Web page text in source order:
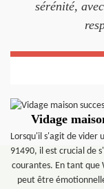
sérénité,
Vidage
Lorsqu'il s'agit de vider
91490, il est crucial de
courantes. En tant que
peut être